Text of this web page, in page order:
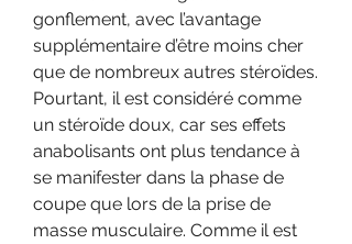
gonflement, avec l’avantage
supplémentaire d’être moins cher
que de nombreux autres stéroïdes.
Pourtant, il est considéré comme
un stéroïde doux, car ses effets
anabolisants ont plus tendance à
se manifester dans la phase de
coupe que lors de la prise de
masse musculaire. Comme il est